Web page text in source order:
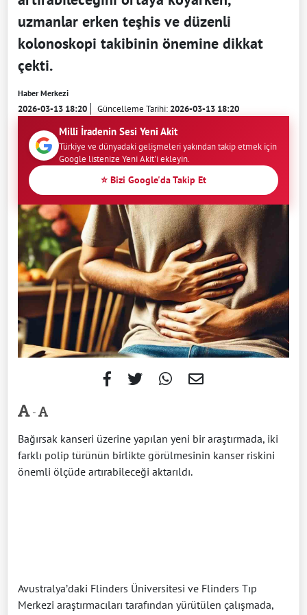
uzmanlar erken teşhis ve düzenli
kolonoskopi takibinin önemine dikkat
çekti.
Haber Merkezi
2026-03-13 18:20 Güncelleme Tarihi:2026-03-13 18:20
Milli İradenin Sesi Yeni Akit
Türkiye ve dünyadaki gelişmeleri yakından takip etmek için
Google listenize Yeni Akit'i ekleyin.
⭐ Bizi Google'da Takip Et
-
Bağırsak kanseri üzerine yapılan yeni bir araştırmada, iki
farklı polip türünün birlikte görülmesinin kanser riskini
önemli ölçüde artırabileceği aktarıldı.
Avustralya’daki Flinders Üniversitesi ve Flinders Tıp
Merkezi araştırmacıları tarafından yürütülen çalışmada,